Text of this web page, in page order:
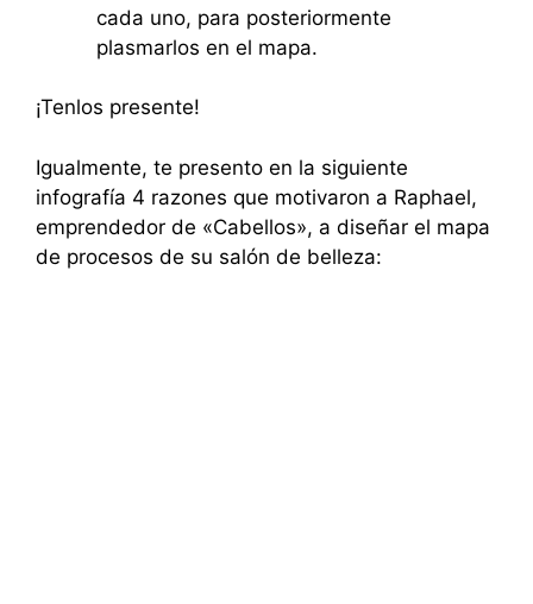
cada uno, para posteriormente
plasmarlos en el mapa.
¡Tenlos presente!
Igualmente, te presento en la siguiente
infografía 4 razones que motivaron a Raphael,
emprendedor de «Cabellos», a diseñar el mapa
de procesos de su salón de belleza: